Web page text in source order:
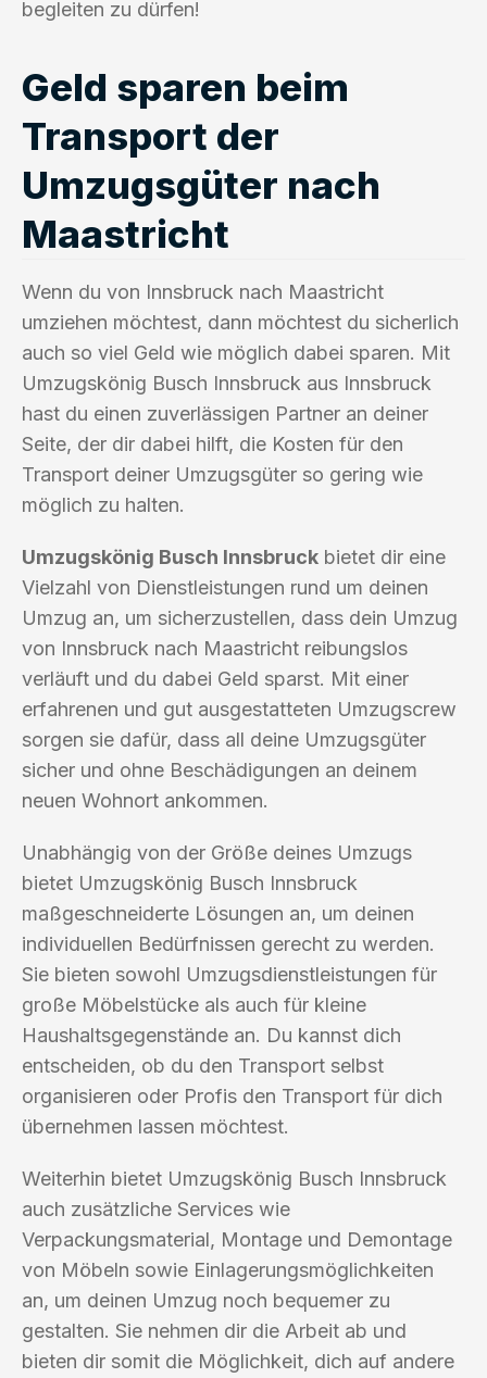
begleiten zu dürfen!
Geld sparen beim
Transport der
Umzugsgüter nach
Maastricht
Wenn du von Innsbruck nach Maastricht
umziehen möchtest, dann möchtest du sicherlich
auch so viel Geld wie möglich dabei sparen. Mit
Umzugskönig Busch Innsbruck aus Innsbruck
hast du einen zuverlässigen Partner an deiner
Seite, der dir dabei hilft, die Kosten für den
Transport deiner Umzugsgüter so gering wie
möglich zu halten.
Umzugskönig Busch Innsbruck bietet dir eine
Vielzahl von Dienstleistungen rund um deinen
Umzug an, um sicherzustellen, dass dein Umzug
von Innsbruck nach Maastricht reibungslos
verläuft und du dabei Geld sparst. Mit einer
erfahrenen und gut ausgestatteten Umzugscrew
sorgen sie dafür, dass all deine Umzugsgüter
sicher und ohne Beschädigungen an deinem
neuen Wohnort ankommen.
Unabhängig von der Größe deines Umzugs
bietet Umzugskönig Busch Innsbruck
maßgeschneiderte Lösungen an, um deinen
individuellen Bedürfnissen gerecht zu werden.
Sie bieten sowohl Umzugsdienstleistungen für
große Möbelstücke als auch für kleine
Haushaltsgegenstände an. Du kannst dich
entscheiden, ob du den Transport selbst
organisieren oder Profis den Transport für dich
übernehmen lassen möchtest.
Weiterhin bietet Umzugskönig Busch Innsbruck
auch zusätzliche Services wie
Verpackungsmaterial, Montage und Demontage
von Möbeln sowie Einlagerungsmöglichkeiten
an, um deinen Umzug noch bequemer zu
gestalten. Sie nehmen dir die Arbeit ab und
bieten dir somit die Möglichkeit, dich auf andere